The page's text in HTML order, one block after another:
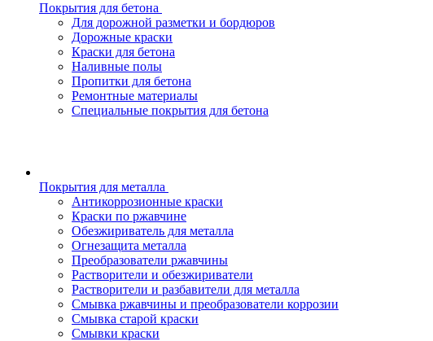
Покрытия для бетона
Для дорожной разметки и бордюров
Дорожные краски
Краски для бетона
Наливные полы
Пропитки для бетона
Ремонтные материалы
Специальные покрытия для бетона
Покрытия для металла
Антикоррозионные краски
Краски по ржавчине
Обезжириватель для металла
Огнезащита металла
Преобразователи ржавчины
Растворители и обезжириватели
Растворители и разбавители для металла
Смывка ржавчины и преобразователи коррозии
Смывка старой краски
Смывки краски